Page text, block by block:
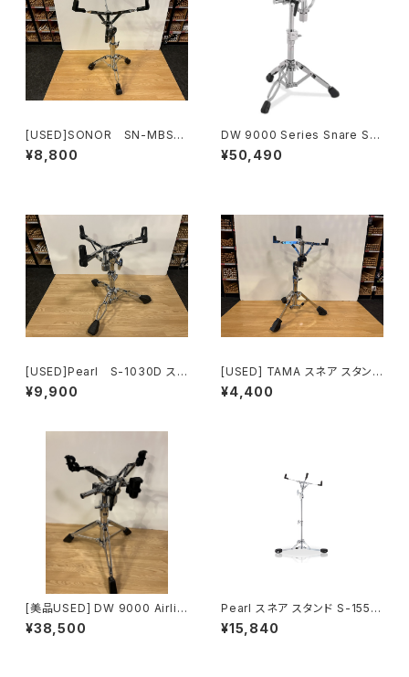
[USED]SONOR SN-MBS4
000 スネア スタンド
¥8,800
DW 9000 Series Snare Sta
nd DWCP9300
¥50,490
[USED]Pearl S-1030D ス
ネア スタンド
¥9,900
[USED] TAMA スネア スタンド
HS40SN
¥4,400
[美品USED] DW 9000 Airlift
Snare/Tom Stand DWCP93
99AL
¥38,500
Pearl スネア スタンド S-155T
S
¥15,840